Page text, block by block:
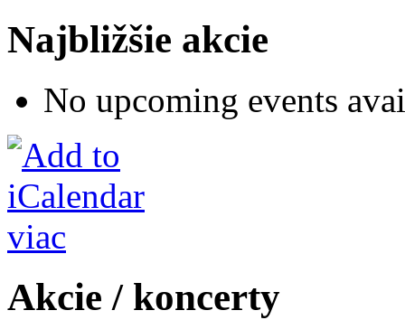
Najbližšie akcie
No upcoming events
viac
Akcie / koncerty